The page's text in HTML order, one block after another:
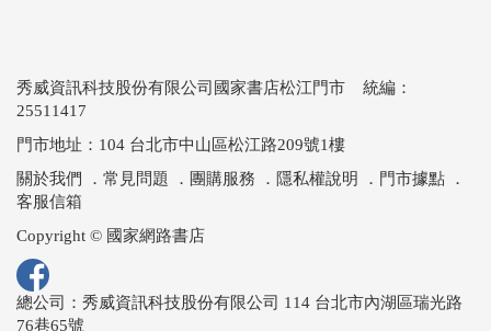
秀威資訊科技股份有限公司國家書店松江門市 統編：
25511417
門市地址：104 台北市中山區松江路209號1樓
關於我們
． 常見問題 ． 團購服務 ． 隱私權說明 ． 門市據點 ．
客服信箱
Copyright © 國家網路書店
總公司：秀威資訊科技股份有限公司 114 台北市內湖區瑞光路
76巷65號